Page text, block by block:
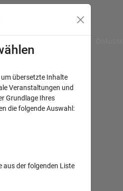
um übersetzte Inhalte
Veranstaltungen und
Grundlage Ihres
die folgende Auswahl:
aus der folgenden Liste